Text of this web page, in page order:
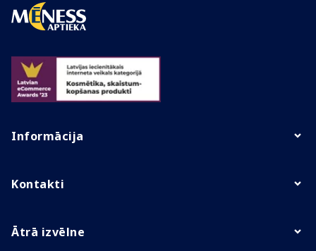
Informācija
Kontakti
Ātrā izvēlne